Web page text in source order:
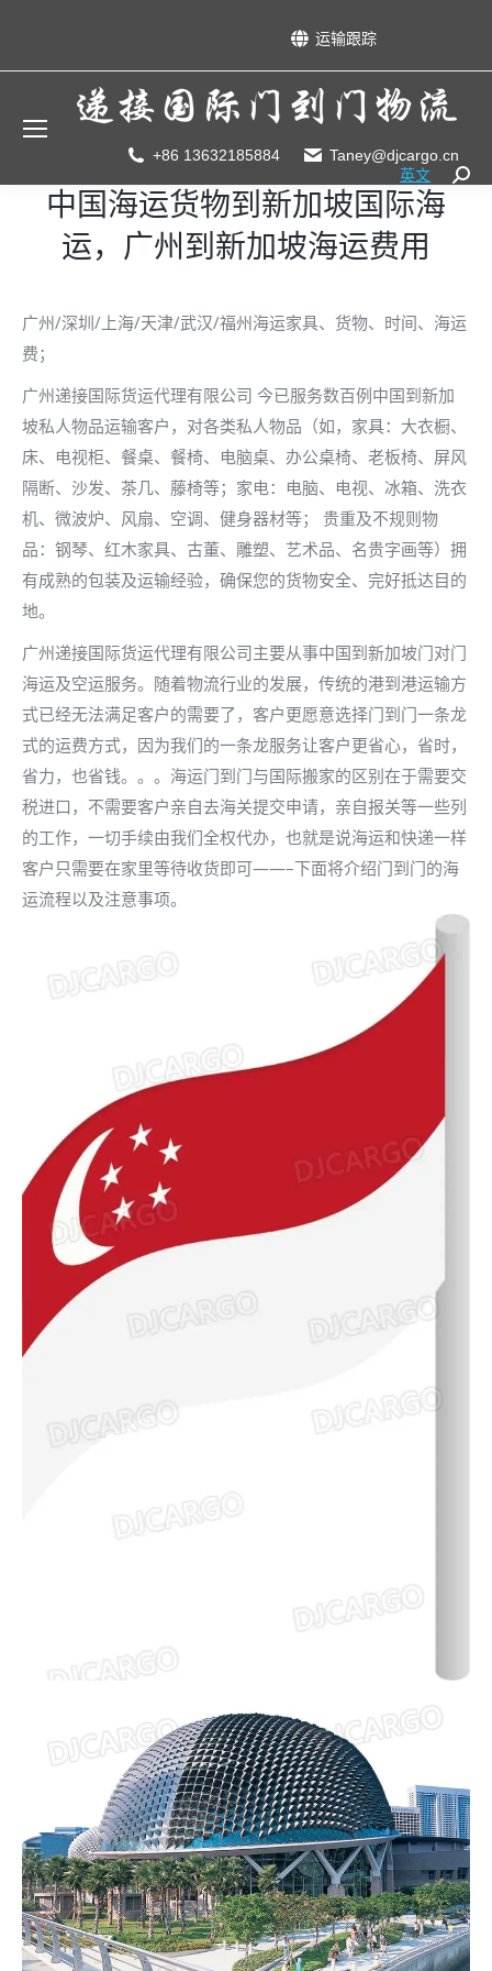
运输跟踪
+86 13632185884
Taney@djcargo.cn
英文
中国海运货物到新加坡国际海
运，广州到新加坡海运费用
广州/深圳/上海/天津/武汉/福州海运家具、货物、时间、海运
费；
广州递接国际货运代理有限公司 今已服务数百例中国到新加
坡私人物品运输客户，对各类私人物品（如，家具：大衣橱、
床、电视柜、餐桌、餐椅、电脑桌、办公桌椅、老板椅、屏风
隔断、沙发、茶几、藤椅等；家电：电脑、电视、冰箱、洗衣
机、微波炉、风扇、空调、健身器材等； 贵重及不规则物
品：钢琴、红木家具、古董、雕塑、艺术品、名贵字画等）拥
有成熟的包装及运输经验，确保您的货物安全、完好抵达目的
地。
广州递接国际货运代理有限公司主要从事中国到新加坡门对门
海运及空运服务。随着物流行业的发展，传统的港到港运输方
式已经无法满足客户的需要了，客户更愿意选择门到门一条龙
式的运费方式，因为我们的一条龙服务让客户更省心，省时，
省力，也省钱。。。海运门到门与国际搬家的区别在于需要交
税进口，不需要客户亲自去海关提交申请，亲自报关等一些列
的工作，一切手续由我们全权代办，也就是说海运和快递一样
客户只需要在家里等待收货即可——–下面将介绍门到门的海
运流程以及注意事项。